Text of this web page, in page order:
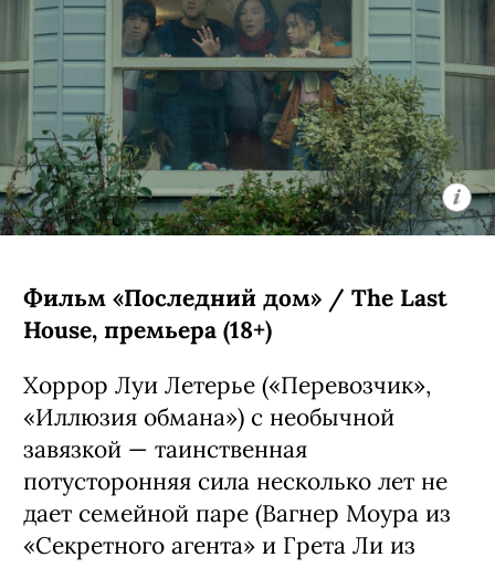
Фильм «Последний дом» / The Last
House, премьера (18+)
Хоррор Луи Летерье («Перевозчик»,
«Иллюзия обмана») с необычной
завязкой — таинственная
потусторонняя сила несколько лет не
дает семейной паре (Вагнер Моура из
«Секретного агента» и Грета Ли из